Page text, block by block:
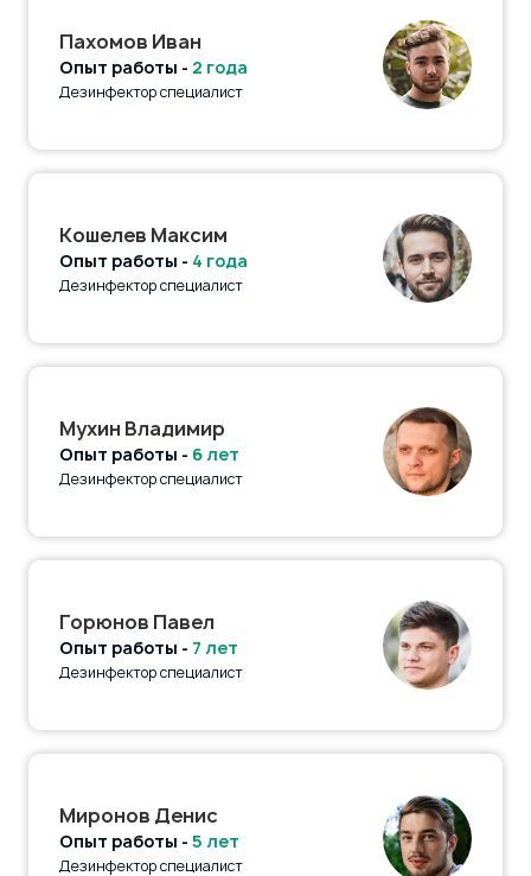
Пахомов Иван
Опыт работы - 2 года
Дезинфектор специалист
Кошелев Максим
Опыт работы - 4 года
Дезинфектор специалист
Мухин Владимир
Опыт работы - 6 лет
Дезинфектор специалист
Горюнов Павел
Опыт работы - 7 лет
Дезинфектор специалист
Миронов Денис
Опыт работы - 5 лет
Дезинфектор специалист